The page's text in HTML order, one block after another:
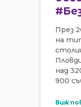
През
на
над
900
Виж